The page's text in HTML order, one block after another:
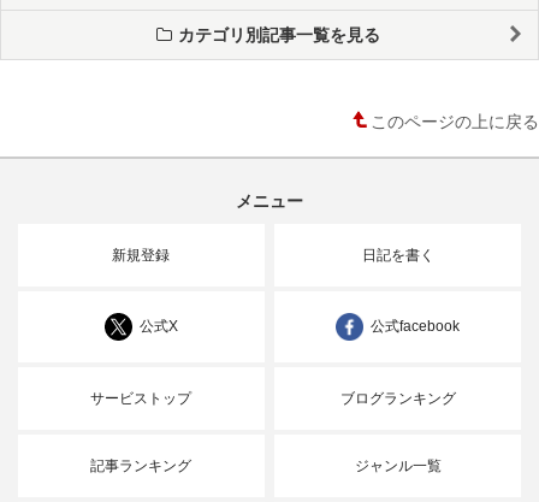
カテゴリ別記事一覧を見る
このページの上に戻る
メニュー
新規登録 日記を書く
公式X 公式facebook
サービストップ ブログランキング
記事ランキング ジャンル一覧